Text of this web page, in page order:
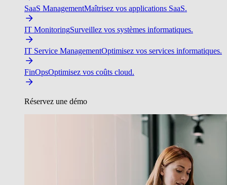
SaaS ManagementMaîtrisez vos applications SaaS.
IT MonitoringSurveillez vos systèmes informatiques.
IT Service ManagementOptimisez vos services informatiques.
FinOpsOptimisez vos coûts cloud.
Réservez une démo